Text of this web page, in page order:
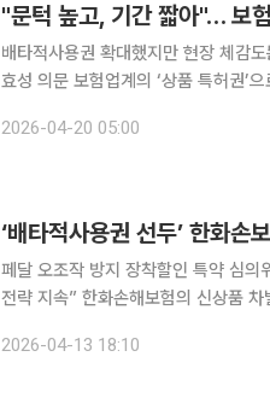
"문턱 높고, 기간 짧아"… 보
배타적사용권 확대했지만 현장 체감도
효성 의문 보험업계의 ‘상품 특허권’으로 불리는 배타적사용권이 제도 개편 이후에도 제 역할을 하
여전히 단기 부여가 주를 이루는 데다
2026-04-20 05:00
‘배타적사용권 선두’ 한화손
페달 오조작 방지 장착할인 특약 심
전략 지속” 한화손해보험의 신상품 차별화 행보에 급제동이 걸렸다. 야심 차게 내놓은 ‘페달 오조작
독점적 권한을 노렸지만, 보수적인
2026-04-13 18:10